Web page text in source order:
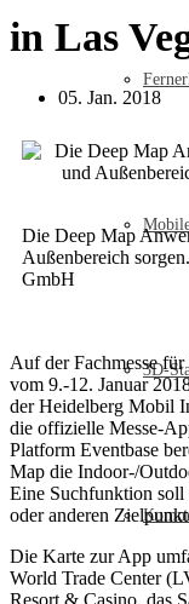
3D-
in Las
05. Jan. 2018
Die Deep Map
Außenbereich
GmbH
Auf der Fachmesse
vom 9.-12. Januar
der Heidelberg Mobil
die offizielle Messe-
Platform Eventbase
Map die Indoor-/
Eine Suchfunktion soll
oder anderen
Die Karte zur App
World Trade Center
Resort & Casino, das